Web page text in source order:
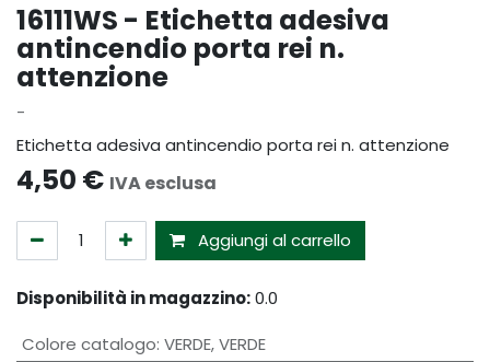
16111WS - Etichetta adesiva
antincendio porta rei n.
attenzione
-
Etichetta adesiva antincendio porta rei n. attenzione
4,50 € IVA esclusa
Aggiungi al carrello
Disponibilità in magazzino:0.0
Colore catalogo: VERDE,VERDE